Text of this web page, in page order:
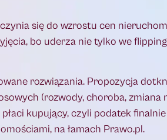
się do wzrostu cen
bo uderza nie tylko we
rozwiązania. Propozycja
(rozwody, choroba, zmiana
kupujący, czyli podatek
na łamach Prawo.pl.